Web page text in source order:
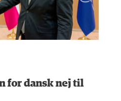
for dansk nej til